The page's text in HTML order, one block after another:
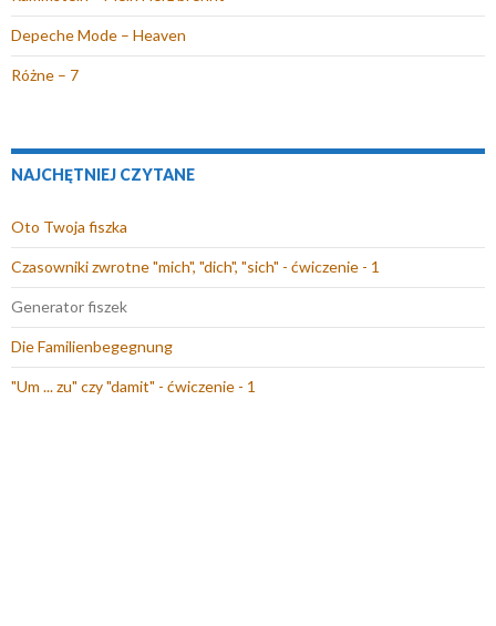
Depeche Mode – Heaven
Różne – 7
NAJCHĘTNIEJ CZYTANE
Oto Twoja fiszka
Czasowniki zwrotne "mich", "dich", "sich" - ćwiczenie - 1
Generator fiszek
Die Familienbegegnung
"Um ... zu" czy "damit" - ćwiczenie - 1